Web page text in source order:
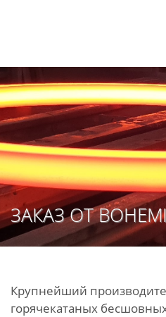
ЗАКАЗ ОТ
Крупнейший
горячекатаных